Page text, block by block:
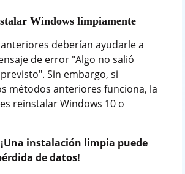
Windows limpiamente
deberían ayudarle a
de error "Algo no salió
Sin embargo, si
métodos anteriores funciona, la
reinstalar Windows 10 o
instalación limpia puede
de datos!